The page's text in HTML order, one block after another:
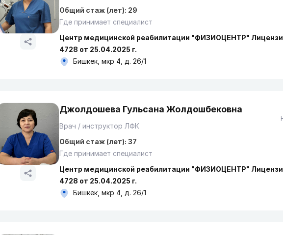
Общий стаж (лет): 29
Где принимает специалист
Центр медицинской реабилитации "ФИЗИОЦЕНТР"
4728 от 25.04.2025 г.
Бишкек, мкр 4, д. 26/1
Джолдошева Гульсана Жолдошбековна
Врач / инструктор ЛФК
Общий стаж (лет): 37
Где принимает специалист
Центр медицинской реабилитации "ФИЗИОЦЕНТР"
4728 от 25.04.2025 г.
Бишкек, мкр 4, д. 26/1